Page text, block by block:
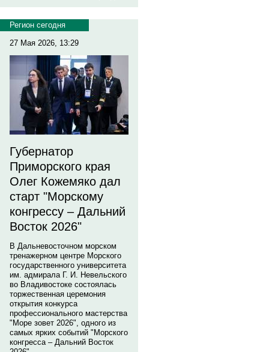
Регион сегодня
27 Мая 2026, 13:29
Губернатор
Приморского края
Олег Кожемяко дал
старт "Морскому
конгрессу – Дальний
Восток 2026"
В Дальневосточном морском
тренажерном центре Морского
государственного университета
им. адмирала Г. И. Невельского
во Владивостоке состоялась
торжественная церемония
открытия конкурса
профессионального мастерства
"Море зовет 2026", одного из
самых ярких событий "Морского
конгресса – Дальний Восток